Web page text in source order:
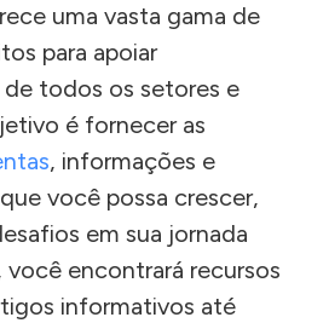
uma vasta gama de
para apoiar
todos os setores e
é fornecer as
, informações e
você possa crescer,
em sua jornada
você encontrará recursos
informativos até